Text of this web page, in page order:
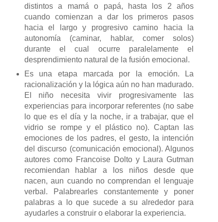
distintos a mamá o papá, hasta los 2 años
cuando comienzan a dar los primeros pasos
hacia el largo y progresivo camino hacia la
autonomía (caminar, hablar, comer solos)
durante el cual ocurre paralelamente el
desprendimiento natural de la fusión emocional.
Es una etapa marcada por la emoción. La
racionalización y la lógica aún no han madurado.
El niño necesita vivir progresivamente las
experiencias para incorporar referentes (no sabe
lo que es el día y la noche, ir a trabajar, que el
vidrio se rompe y el plástico no). Captan las
emociones de los padres, el gesto, la intención
del discurso (comunicación emocional). Algunos
autores como Francoise Dolto y Laura Gutman
recomiendan hablar a los niños desde que
nacen, aun cuando no comprendan el lenguaje
verbal. Palabrearles constantemente y poner
palabras a lo que sucede a su alrededor para
ayudarles a construir o elaborar la experiencia.